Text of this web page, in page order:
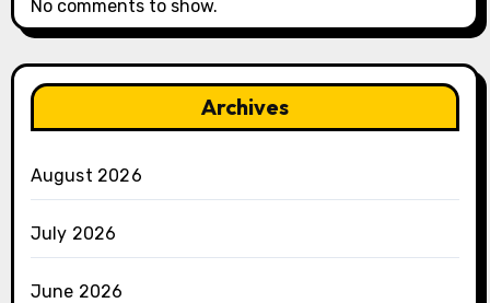
No comments to show.
Archives
August 2026
July 2026
June 2026